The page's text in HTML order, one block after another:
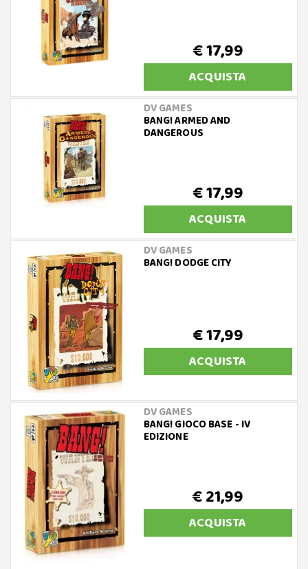
€ 17,99
ACQUISTA
DV GAMES
BANG! ARMED AND
DANGEROUS
€ 17,99
ACQUISTA
DV GAMES
BANG! DODGE CITY
€ 17,99
ACQUISTA
DV GAMES
BANG! GIOCO BASE - IV
EDIZIONE
€ 21,99
ACQUISTA